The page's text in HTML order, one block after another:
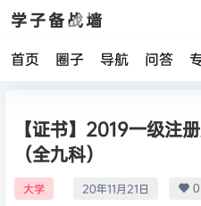
学子备战墙
首页 圈子 导航 问答
【证书】2019一级注
（全九科）
大学 20年11月21日 0